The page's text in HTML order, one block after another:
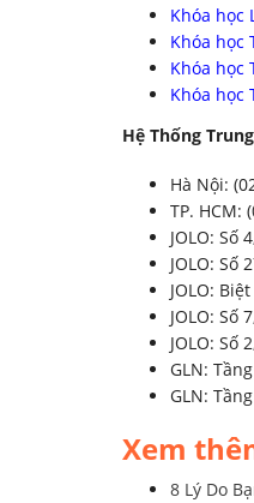
Khóa học
Khóa học
Khóa học
Khóa học
Hệ Thống
Hà Nội:
TP. HCM:
JOLO: Số
JOLO: Số
JOLO:
JOLO: Số
JOLO: Số
GLN:
GLN:
Xem
8 Lý Do